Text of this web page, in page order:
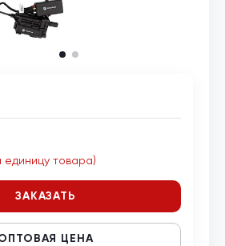
единицу товара)
ЗАКАЗАТЬ
ЦЕНА